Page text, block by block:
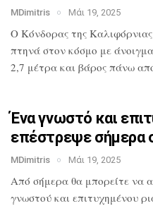
MDimitris Μάι 19, 2025
Ο Κόνδορας της Καλιφόρνιας
πτηνά στον κόσμο με
2,7 μέτρα και βάρος πάνω
Ένα γνωστό και
επέστρεψε σήμερα
MDimitris Μάι 19, 2025
Από σήμερα θα μπορείτε να
γνωστού και επιτυχημένου